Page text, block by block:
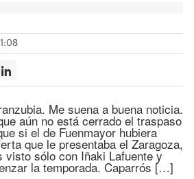
Me suena a buena noticia.
aún no está cerrado el traspaso
si el de Fuenmayor hubiera
que le presentaba el Zaragoza,
visto sólo con Iñaki Lafuente y
la temporada. Caparrós […]